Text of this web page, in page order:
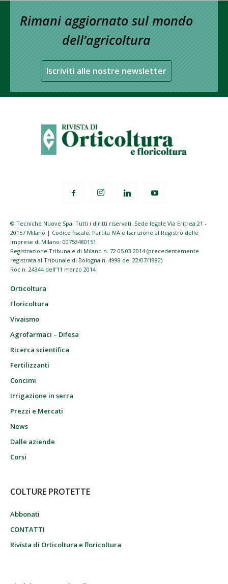
Rimani aggiornato sul mondo
dell’agricoltura
Iscriviti alle nostre newsletter
© Tecniche Nuove Spa. Tutti i diritti riservati. Sede legale Via Eritrea 21 -
20157 Milano | Codice fiscale, Partita IVA e Iscrizione al Registro delle
imprese di Milano: 00753480151
Registrazione Tribunale di Milano n. 72 05.03.2014 (precedentemente
registrata al Tribunale di Bologna n. 4998 del 22/07/1982)
Roc n. 24344 dell’11 marzo 2014
Orticoltura
Floricoltura
Vivaismo
Agrofarmaci – Difesa
Ricerca scientifica
Fertilizzanti
Concimi
Irrigazione in serra
Prezzi e Mercati
News
Dalle aziende
Corsi
COLTURE PROTETTE
Abbonati
CONTATTI
Rivista di Orticoltura e floricoltura